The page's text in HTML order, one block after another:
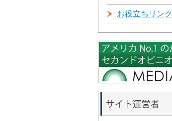
お役立ちリンク